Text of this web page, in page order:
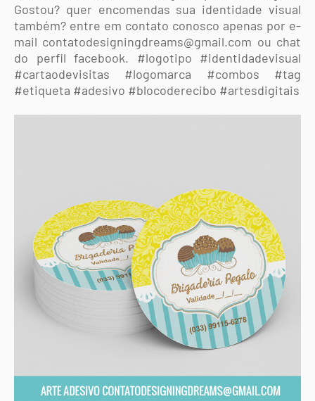
Gostou? quer encomendas sua identidade visual
também? entre em contato conosco apenas por e-
mail contatodesigningdreams@gmail.com ou chat
do perfil facebook. #logotipo #identidadevisual
#cartaodevisitas #logomarca #combos #tag
#etiqueta #adesivo #blocoderecibo #artesdigitais